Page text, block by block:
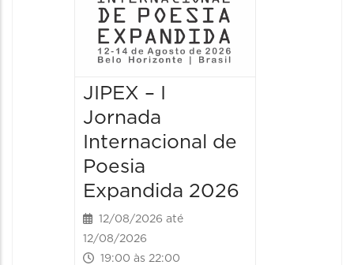
JIPEX – I
Jornada
Internacional de
Poesia
Expandida 2026
12/08/2026 até
12/08/2026
19:00 às 22:00